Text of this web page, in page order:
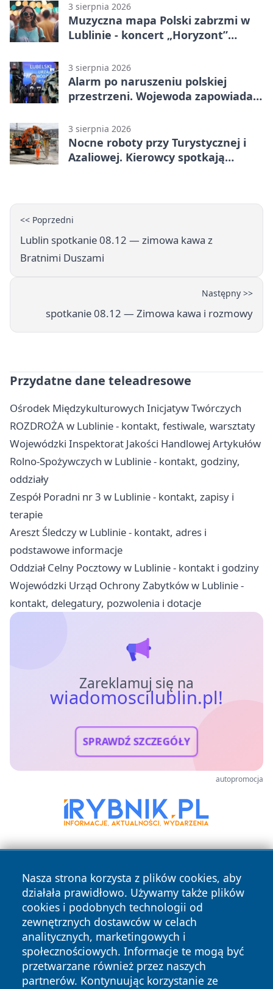
3 sierpnia 2026
Muzyczna mapa Polski zabrzmi w
Lublinie - koncert „Horyzont”
3 sierpnia 2026
Alarm po naruszeniu polskiej
przestrzeni. Wojewoda zapowiada
3 sierpnia 2026
Nocne roboty przy Turystycznej i
Azaliowej. Kierowcy spotkają
<< Poprzedni
Lublin spotkanie 08.12 — zimowa kawa z
Bratnimi Duszami
Następny >>
spotkanie 08.12 — Zimowa kawa i rozmowy
Przydatne dane teleadresowe
Ośrodek Międzykulturowych Inicjatyw Twórczych
ROZDROŻA w Lublinie - kontakt, festiwale, warsztaty
Wojewódzki Inspektorat Jakości Handlowej Artykułów
Rolno-Spożywczych w Lublinie - kontakt, godziny,
oddziały
Zespół Poradni nr 3 w Lublinie - kontakt, zapisy i
terapie
Areszt Śledczy w Lublinie - kontakt, adres i
podstawowe informacje
Oddział Celny Pocztowy w Lublinie - kontakt i godziny
Wojewódzki Urząd Ochrony Zabytków w Lublinie -
kontakt, delegatury, pozwolenia i dotacje
Zareklamuj się na
wiadomoscilublin.pl!
SPRAWDŹ SZCZEGÓŁY
autopromocja
Nasza strona korzysta z plików cookies, aby
działała prawidłowo. Używamy także plików
cookies i podobnych technologii od
zewnętrznych dostawców w celach
analitycznych, marketingowych i
społecznościowych. Informacje te mogą być
przetwarzane również przez naszych
partnerów. Kontynuując korzystanie ze
Copyright © 2026 wiadomoscilublin.pl Wszystkie prawa
zastrzeżone.
Polityka Polityka